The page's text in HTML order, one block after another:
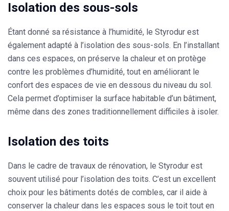
Isolation des sous-sols
Étant donné sa résistance à l’humidité, le Styrodur est
également adapté à l’isolation des sous-sols. En l’installant
dans ces espaces, on préserve la chaleur et on protège
contre les problèmes d’humidité, tout en améliorant le
confort des espaces de vie en dessous du niveau du sol.
Cela permet d’optimiser la surface habitable d’un bâtiment,
même dans des zones traditionnellement difficiles à isoler.
Isolation des toits
Dans le cadre de travaux de rénovation, le Styrodur est
souvent utilisé pour l’isolation des toits. C’est un excellent
choix pour les bâtiments dotés de combles, car il aide à
conserver la chaleur dans les espaces sous le toit tout en